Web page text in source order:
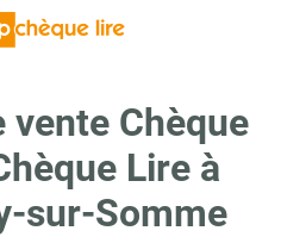
vente Chèque
Lire à
sur-Somme